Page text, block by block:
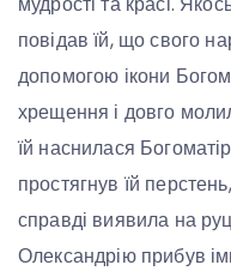
повідав їй, що свого
допомогою ікони
хрещення і довго
їй наснилася
простягнув їй
справді виявила на
Олександрію прибув